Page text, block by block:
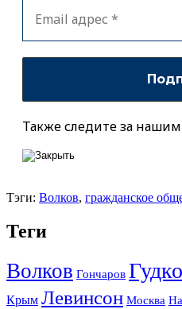
Также следите за
Тэги: Волков, гражданское
Теги
Волков Гончаров
Крым Левинсон Москва